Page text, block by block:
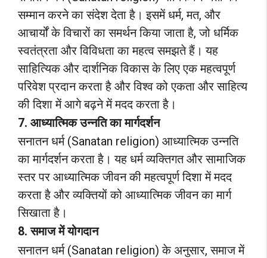
सम्मान करने का संदेश देता है। इसमें धर्म, मत, और
आचार्यों के विचारों का समर्थन किया जाता है, जो धर्मिक
स्वतंत्रता और विविधता का महत्व समझते हैं। यह
साहित्यिक और दार्शनिक विकास के लिए एक महत्वपूर्ण
परिवेश प्रदान करता है और विश्व को एकता और साहित्य
की दिशा में आगे बढ़ने में मदद करता है।
7. आध्यात्मिक उन्नति का मार्गदर्शन
सनातन धर्म (Sanatan religion) आध्यात्मिक उन्नति
का मार्गदर्शन करता है। यह धर्म व्यक्तिगत और सामाजिक
स्तर पर आध्यात्मिक जीवन की महत्वपूर्ण दिशा में मदद
करता है और व्यक्तियों को आध्यात्मिक जीवन का मार्ग
सिखाता है।
8. समाज में योगदान
सनातन धर्म (Sanatan religion) के अनुसार, समाज में